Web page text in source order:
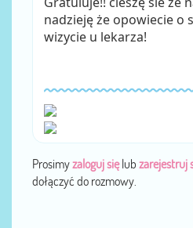
nadzieję że opowiecie o
wizycie u lekarza!
Prosimyzaloguj sięlub zarejestruj
dołączyć do rozmowy.